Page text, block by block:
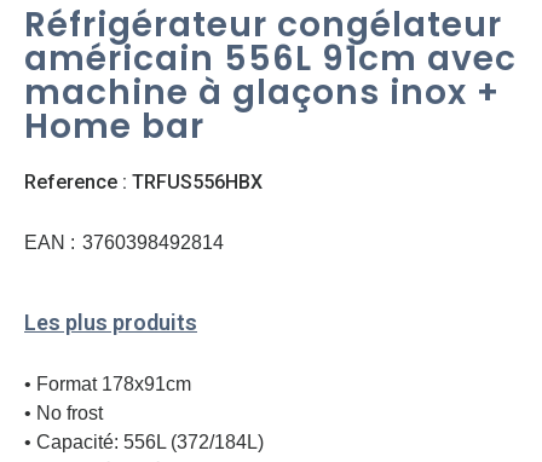
Réfrigérateur congélateur
américain 556L 91cm avec
machine à glaçons inox +
Home bar
Reference : TRFUS556HBX
EAN : 3760398492814
Les plus produits
• Format 178x91cm
• No frost
• Capacité: 556L (372/184L)